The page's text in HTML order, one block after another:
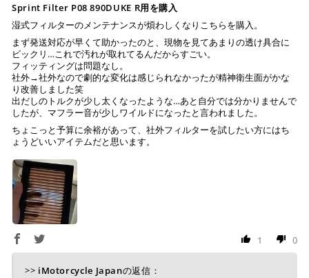
Sprint Filter P08 890DUKE R用を購入
湿式フィルターのメンテナンスが煩わしくなりこちらを購入。
まず発送対応が早くて助かったのと、現物を見てあまりの透け具合に
ビックリ…これで汚れが取れてるんだからすごい。
フィッティングは問題なし。
社外→社外なので劇的な変化は感じられなかったが精神衛生面がかな
り改善しました笑
出だしのトルクが少し太くなったような…あと自分では分かりませんで
したが、マフラー音が少しワイルドになったと言われました。
ちょこっと予算に余裕があって、社外フィルターを試したい方にはち
ょうどいいアイテムだと思います。
1 0
>> iMotorcycle Japanの返信：